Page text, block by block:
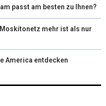
passt am besten zu Ihnen?
mehr ist als nur
America entdecken